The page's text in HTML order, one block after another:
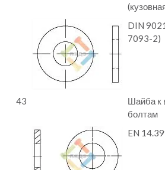
DIN
7093-2)
43
Шайба к
болтам
EN